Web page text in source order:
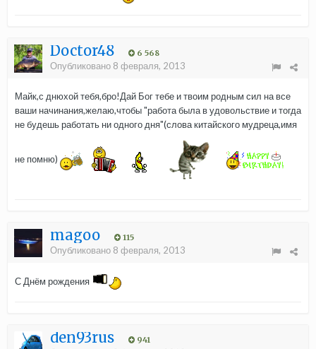
Doctor48 6 568
Опубликовано 8 февраля, 2013
Майк,с днюхой тебя,бро!Дай Бог тебе и твоим родным сил на все
ваши начинания,желаю,чтобы "работа была в удовольствие и тогда
не будешь работать ни одного дня"(слова китайского мудреца,имя
не помню)
magoo 115
Опубликовано 8 февраля, 2013
С Днём рождения
den93rus 941